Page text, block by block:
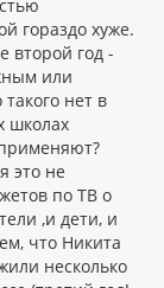
гораздо хуже.
второй год -
или
нет в
школах
это не
по ТВ о
,и дети, и
что Никита
несколько